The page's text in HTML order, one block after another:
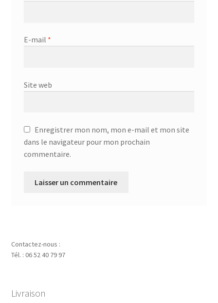
E-mail *
Site web
Enregistrer mon nom, mon e-mail et mon site
dans le navigateur pour mon prochain
commentaire.
Contactez-nous :
Tél. : 06 52 40 79 97
Livraison